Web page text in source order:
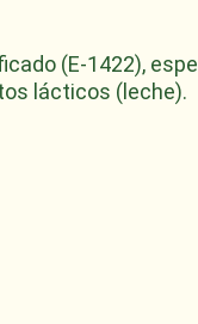
(E-1422),
lácticos (leche).